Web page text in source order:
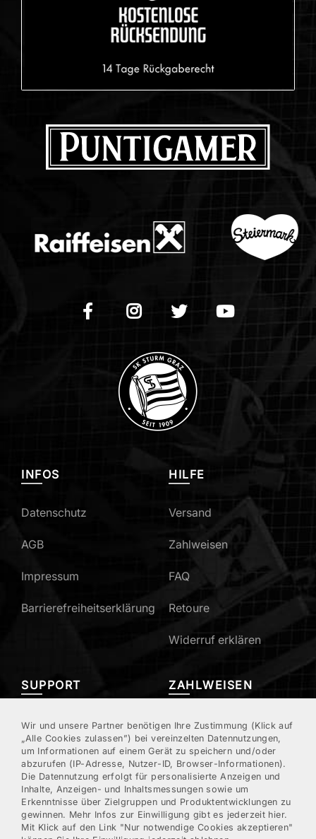
INFOS
Datenschutz
AGB
Impressum
Barrierefreiheitserklärung
HILFE
Versand
Zahlweisen
FAQ
Retoure
Widerruf erklären
SUPPORT
Mein Konto
Kundenregistrierung
Kontakt/Hotline
Newsletter
ZAHLWEISEN
Wir und unsere Partner benötigen Ihre Zustimmung (Klick auf
„Alle Cookies zulassen”) bei vereinzelten Datennutzungen,
um Informationen auf einem Gerät zu speichern und/oder
abzurufen (IP-Adresse, Nutzer-ID, Browser-Informationen).
Die Datennutzung erfolgt für personalisierte Anzeigen und
Inhalte, Anzeigen- und Inhaltsmessungen sowie um
Erkenntnisse über Zielgruppen und Produktentwicklungen zu
gewinnen. Mehr Infos zur Einwilligung gibt es jederzeit hier.
Mit Klick auf den Link "Nur notwendige Cookies akzeptieren"